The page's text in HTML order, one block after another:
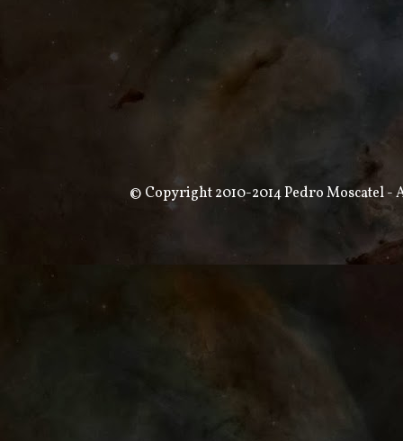
© Copyright 2010-2014 Pedro Moscatel -